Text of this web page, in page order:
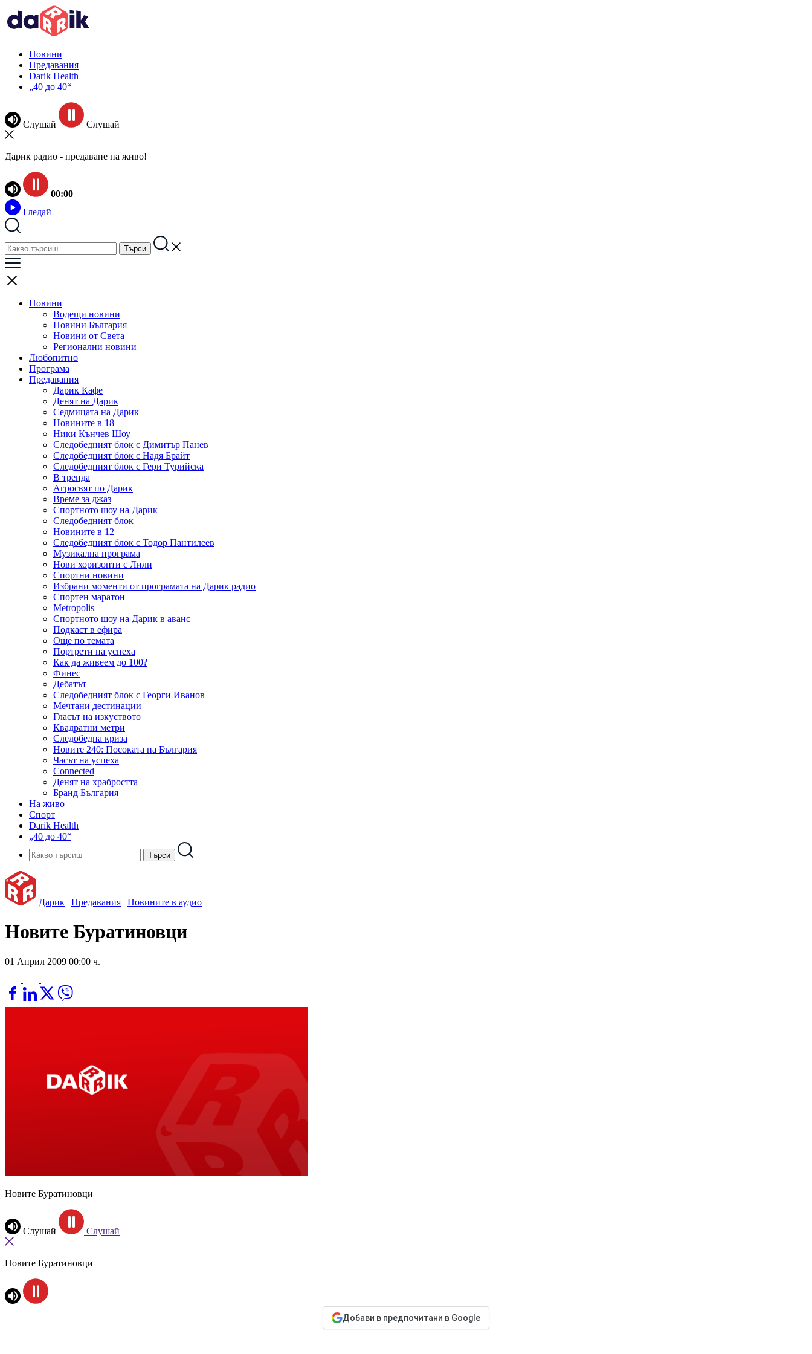
Новини
Предавания
Darik Health
„40 до 40“
Слушай Слушай
Дарик радио - предаване на живо!
00:00
Гледай
Новини
Водещи новини
Новини България
Новини от Света
Регионални новини
Любопитно
Програма
Предавания
Дарик Кафе
Денят на Дарик
Седмицата на Дарик
Новините в 18
Ники Кънчев Шоу
Следобедният блок с Димитър Панев
Следобедният блок с Надя Брайт
Следобедният блок с Гери Турийска
В тренда
Агросвят по Дарик
Време за джаз
Спортното шоу на Дарик
Следобедният блок
Новините в 12
Следобедният блок с Тодор Пантилеев
Музикална програма
Нови хоризонти с Лили
Спортни новини
Избрани моменти от програмата на Дарик радио
Спортен маратон
Metropolis
Спортното шоу на Дарик в аванс
Подкаст в ефира
Още по темата
Портрети на успеха
Как да живеем до 100?
Финес
Дебатът
Следобедният блок с Георги Иванов
Мечтани дестинации
Гласът на изкуството
Квадратни метри
Следобедна криза
Новите 240: Посоката на България
Часът на успеха
Connected
Денят на храбростта
Бранд България
На живо
Спорт
Darik Health
„40 до 40“
Дарик | Предавания | Новините в аудио
Новите Буратиновци
01 Април 2009 00:00 ч.
Новите Буратиновци
Слушай Слушай
Новите Буратиновци
Добави в предпочитани в Google